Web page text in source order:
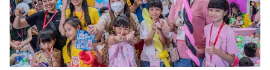
Sản phẩm khác
Tiện ích Bạn cần biết